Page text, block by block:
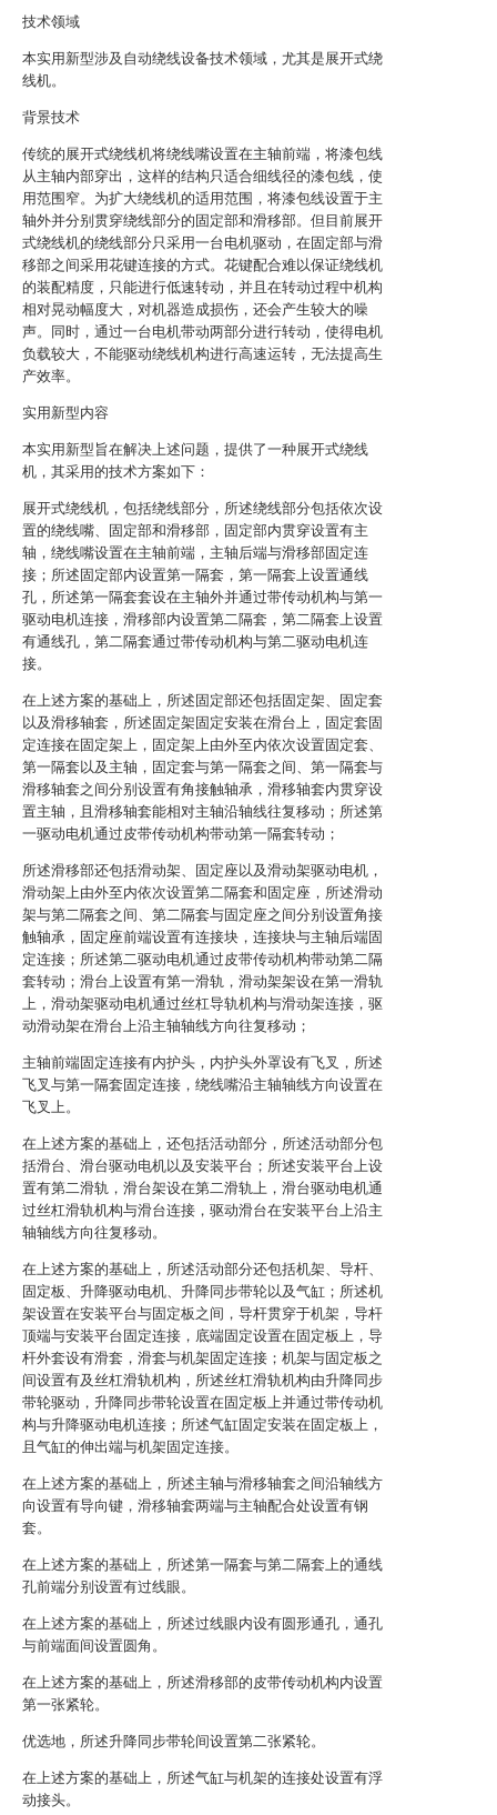
技术领域
本实用新型涉及自动绕线设备技术领域，尤其是展开式绕
线机。
背景技术
传统的展开式绕线机将绕线嘴设置在主轴前端，将漆包线
从主轴内部穿出，这样的结构只适合细线径的漆包线，使
用范围窄。为扩大绕线机的适用范围，将漆包线设置于主
轴外并分别贯穿绕线部分的固定部和滑移部。但目前展开
式绕线机的绕线部分只采用一台电机驱动，在固定部与滑
移部之间采用花键连接的方式。花键配合难以保证绕线机
的装配精度，只能进行低速转动，并且在转动过程中机构
相对晃动幅度大，对机器造成损伤，还会产生较大的噪
声。同时，通过一台电机带动两部分进行转动，使得电机
负载较大，不能驱动绕线机构进行高速运转，无法提高生
产效率。
实用新型内容
本实用新型旨在解决上述问题，提供了一种展开式绕线
机，其采用的技术方案如下：
展开式绕线机，包括绕线部分，所述绕线部分包括依次设
置的绕线嘴、固定部和滑移部，固定部内贯穿设置有主
轴，绕线嘴设置在主轴前端，主轴后端与滑移部固定连
接；所述固定部内设置第一隔套，第一隔套上设置通线
孔，所述第一隔套套设在主轴外并通过带传动机构与第一
驱动电机连接，滑移部内设置第二隔套，第二隔套上设置
有通线孔，第二隔套通过带传动机构与第二驱动电机连
接。
在上述方案的基础上，所述固定部还包括固定架、固定套
以及滑移轴套，所述固定架固定安装在滑台上，固定套固
定连接在固定架上，固定架上由外至内依次设置固定套、
第一隔套以及主轴，固定套与第一隔套之间、第一隔套与
滑移轴套之间分别设置有角接触轴承，滑移轴套内贯穿设
置主轴，且滑移轴套能相对主轴沿轴线往复移动；所述第
一驱动电机通过皮带传动机构带动第一隔套转动；
所述滑移部还包括滑动架、固定座以及滑动架驱动电机，
滑动架上由外至内依次设置第二隔套和固定座，所述滑动
架与第二隔套之间、第二隔套与固定座之间分别设置角接
触轴承，固定座前端设置有连接块，连接块与主轴后端固
定连接；所述第二驱动电机通过皮带传动机构带动第二隔
套转动；滑台上设置有第一滑轨，滑动架架设在第一滑轨
上，滑动架驱动电机通过丝杠导轨机构与滑动架连接，驱
动滑动架在滑台上沿主轴轴线方向往复移动；
主轴前端固定连接有内护头，内护头外罩设有飞叉，所述
飞叉与第一隔套固定连接，绕线嘴沿主轴轴线方向设置在
飞叉上。
在上述方案的基础上，还包括活动部分，所述活动部分包
括滑台、滑台驱动电机以及安装平台；所述安装平台上设
置有第二滑轨，滑台架设在第二滑轨上，滑台驱动电机通
过丝杠滑轨机构与滑台连接，驱动滑台在安装平台上沿主
轴轴线方向往复移动。
在上述方案的基础上，所述活动部分还包括机架、导杆、
固定板、升降驱动电机、升降同步带轮以及气缸；所述机
架设置在安装平台与固定板之间，导杆贯穿于机架，导杆
顶端与安装平台固定连接，底端固定设置在固定板上，导
杆外套设有滑套，滑套与机架固定连接；机架与固定板之
间设置有及丝杠滑轨机构，所述丝杠滑轨机构由升降同步
带轮驱动，升降同步带轮设置在固定板上并通过带传动机
构与升降驱动电机连接；所述气缸固定安装在固定板上，
且气缸的伸出端与机架固定连接。
在上述方案的基础上，所述主轴与滑移轴套之间沿轴线方
向设置有导向键，滑移轴套两端与主轴配合处设置有钢
套。
在上述方案的基础上，所述第一隔套与第二隔套上的通线
孔前端分别设置有过线眼。
在上述方案的基础上，所述过线眼内设有圆形通孔，通孔
与前端面间设置圆角。
在上述方案的基础上，所述滑移部的皮带传动机构内设置
第一张紧轮。
优选地，所述升降同步带轮间设置第二张紧轮。
在上述方案的基础上，所述气缸与机架的连接处设置有浮
动接头。